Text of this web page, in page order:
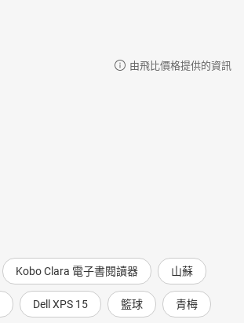
由飛比價格提供的資訊
Kobo Clara 電子書閱讀器 山蘇
Dell XPS 15 籃球 青梅